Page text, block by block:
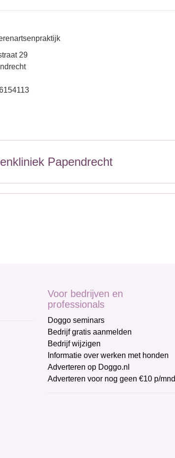
29
Papendrecht
Voor bedrijven en
professionals
Doggo seminars
Bedrijf gratis aanmelden
Bedrijf wijzigen
Informatie over werken met honden
Adverteren op Doggo.nl
Adverteren voor nog geen €10 p/mnd